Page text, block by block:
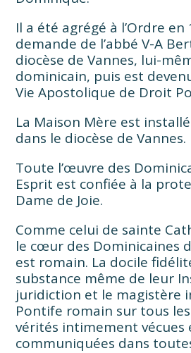
Il a été agrégé à l’Ordre en
demande de l’abbé V-A
diocèse de Vannes, lui-
dominicain, puis est
Vie Apostolique de Droit
La Maison Mère est
dans le diocèse de Vannes.
Toute l’œuvre des
Esprit est confiée à la
Dame de Joie.
Comme celui de sainte
le cœur des Dominicaines
est romain. La docile
substance même de leur
juridiction et le magistère
Pontife romain sur tous
vérités intimement vécues
communiquées dans